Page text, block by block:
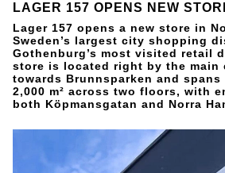
LAGER 157 OPENS NEW
Lager 157 opens a new store in
Sweden’s largest city shopping
Gothenburg’s most visited retail
store is located right by the main
towards Brunnsparken and spans
2,000 m² across two floors, with
both Köpmansgatan and Norra